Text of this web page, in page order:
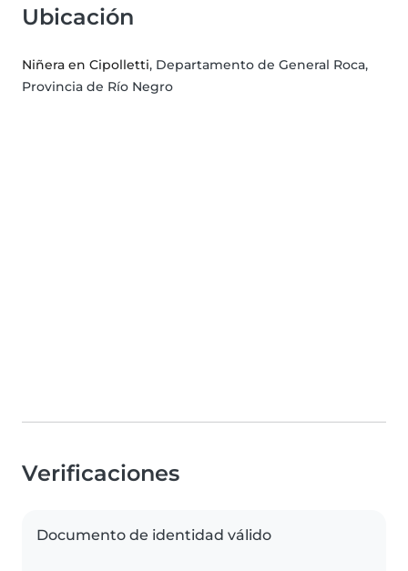
Ubicación
Niñera en Cipolletti, Departamento de General Roca,
Provincia de Río Negro
Verificaciones
Documento de identidad válido